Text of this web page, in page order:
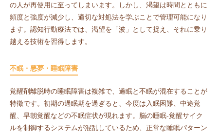
の人が再使用に至ってしまいます。しかし、渇望は時間とともに
頻度と強度が減少し、適切な対処法を学ぶことで管理可能になり
ます。認知行動療法では、渇望を「波」として捉え、それに乗り
越える技術を習得します。
不眠・悪夢・睡眠障害
覚醒剤離脱時の睡眠障害は複雑で、過眠と不眠が混在することが
特徴です。初期の過眠期を過ぎると、今度は入眠困難、中途覚
醒、早朝覚醒などの不眠症状が現れます。脳の睡眠-覚醒サイク
ルを制御するシステムが混乱しているため、正常な睡眠パターン